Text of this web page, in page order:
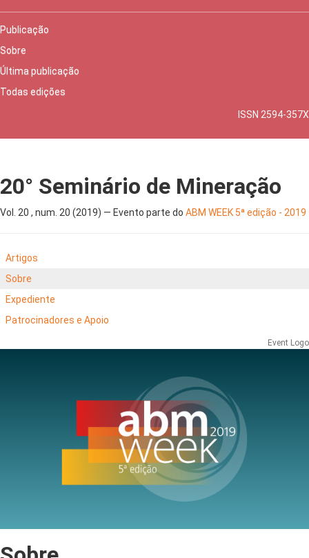
Publicação
Sobre
Última publicação
Todas edições
ISSN 2594-357X
20° Seminário de Mineração
Vol. 20 , num. 20 (2019) — Evento parte do ABM WEEK 5ª edição - 2019
Artigos
Sobre
Expediente
Patrocinadores e Apoio
Event Logo